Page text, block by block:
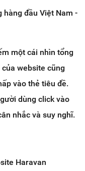
đầu Việt Nam -
một cái nhìn tổng
website cũng
vào thẻ tiêu đề.
dùng click vào
nhắc và suy nghĩ.
Haravan